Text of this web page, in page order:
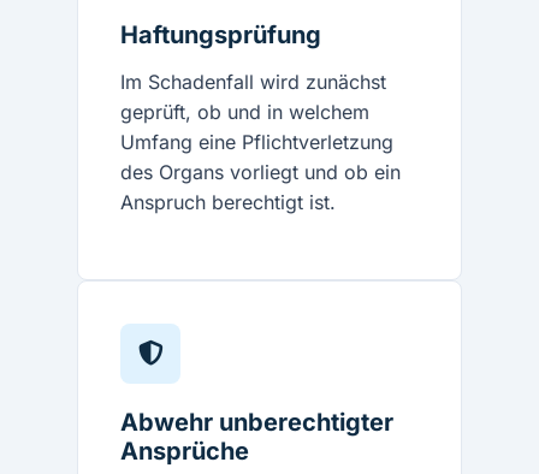
Haftungsprüfung
Im Schadenfall wird zunächst
geprüft, ob und in welchem
Umfang eine Pflichtverletzung
des Organs vorliegt und ob ein
Anspruch berechtigt ist.
Abwehr unberechtigter
Ansprüche